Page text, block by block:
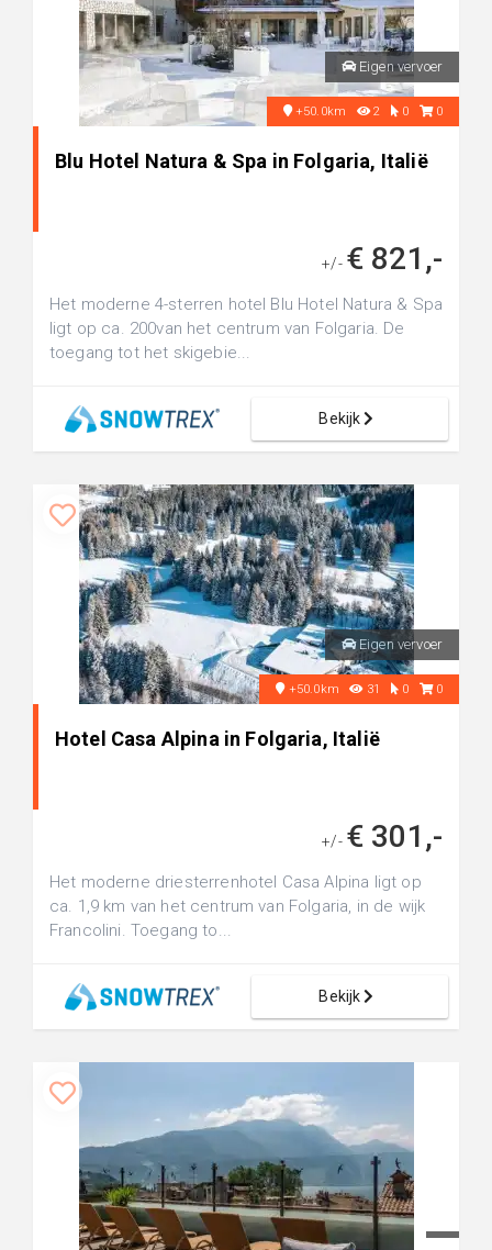
Eigen vervoer
+50.0km 2 0 0
Blu Hotel Natura & Spa in Folgaria, Italië
+/- € 821,-
Het moderne 4-sterren hotel Blu Hotel Natura & Spa
ligt op ca. 200van het centrum van Folgaria. De
toegang tot het skigebie...
Bekijk
Eigen vervoer
+50.0km 31 0 0
Hotel Casa Alpina in Folgaria, Italië
+/- € 301,-
Het moderne driesterrenhotel Casa Alpina ligt op
ca. 1,9 km van het centrum van Folgaria, in de wijk
Francolini. Toegang to...
Bekijk